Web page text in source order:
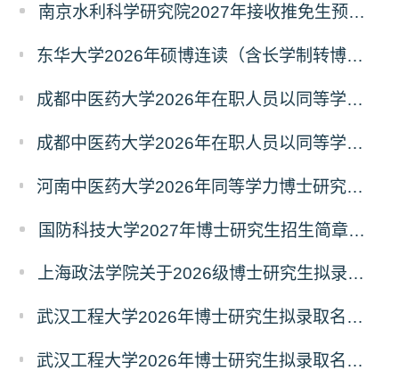
南京水利科学研究院2027年接收推免生预报名公告
东华大学2026年硕博连读（含长学制转博）博士研究生拟录取名单公示
成都中医药大学2026年在职人员以同等学力申请中西医结合博士学术学位招生章程
成都中医药大学2026年在职人员以同等学力申请中医博士专业学位招生章程
河南中医药大学2026年同等学力博士研究生招生拟进入复试人员名单公示
国防科技大学2027年博士研究生招生简章（预发版）
上海政法学院关于2026级博士研究生拟录取后续相关事宜的通知
武汉工程大学2026年博士研究生拟录取名单公示（普通招考）（第四批）
武汉工程大学2026年博士研究生拟录取名单公示（普通招考）（第五批）